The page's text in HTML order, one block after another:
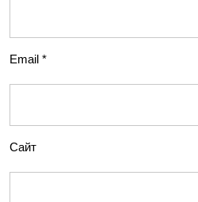
Email *
Сайт